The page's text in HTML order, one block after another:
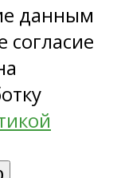
данным
Copyright ©